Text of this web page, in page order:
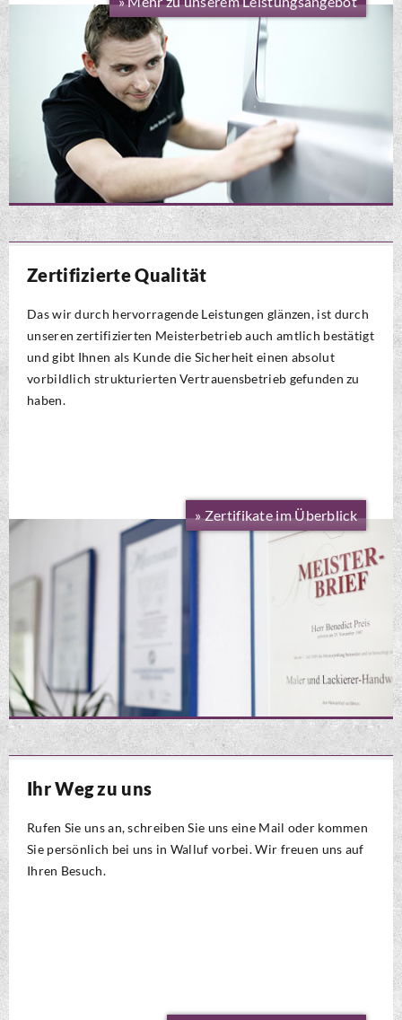
Zertifizierte Qualität
Das wir durch hervorragende Leistungen glänzen, ist durch
unseren zertifizierten Meisterbetrieb auch amtlich bestätigt
und gibt Ihnen als Kunde die Sicherheit einen absolut
vorbildlich strukturierten Vertrauensbetrieb gefunden zu
haben.
» Zertifikate im Überblick
Ihr Weg zu uns
Rufen Sie uns an, schreiben Sie uns eine Mail oder kommen
Sie persönlich bei uns in Walluf vorbei. Wir freuen uns auf
Ihren Besuch.